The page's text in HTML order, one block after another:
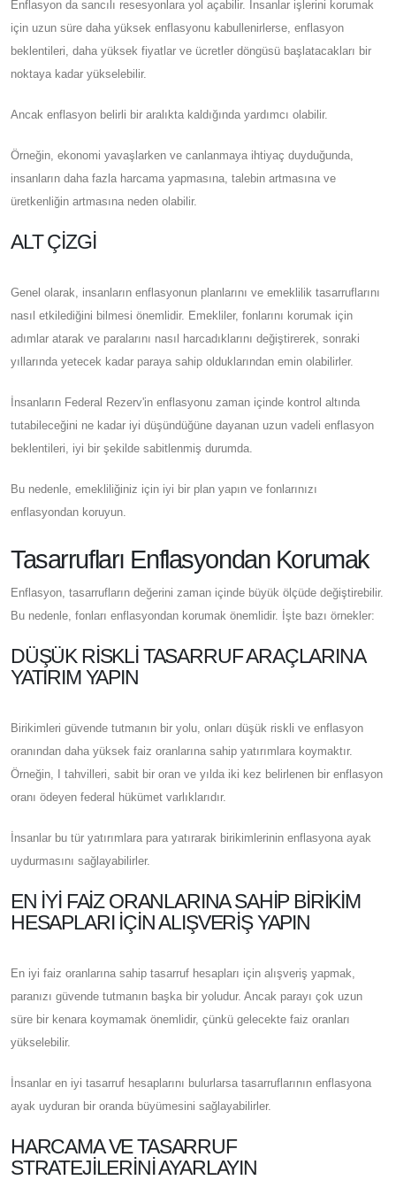
Enflasyon da sancılı resesyonlara yol açabilir. İnsanlar işlerini korumak
için uzun süre daha yüksek enflasyonu kabullenirlerse, enflasyon
beklentileri, daha yüksek fiyatlar ve ücretler döngüsü başlatacakları bir
noktaya kadar yükselebilir.
Ancak enflasyon belirli bir aralıkta kaldığında yardımcı olabilir.
Örneğin, ekonomi yavaşlarken ve canlanmaya ihtiyaç duyduğunda,
insanların daha fazla harcama yapmasına, talebin artmasına ve
üretkenliğin artmasına neden olabilir.
ALT ÇIZGI
Genel olarak, insanların enflasyonun planlarını ve emeklilik tasarruflarını
nasıl etkilediğini bilmesi önemlidir. Emekliler, fonlarını korumak için
adımlar atarak ve paralarını nasıl harcadıklarını değiştirerek, sonraki
yıllarında yetecek kadar paraya sahip olduklarından emin olabilirler.
İnsanların Federal Rezerv'in enflasyonu zaman içinde kontrol altında
tutabileceğini ne kadar iyi düşündüğüne dayanan uzun vadeli enflasyon
beklentileri, iyi bir şekilde sabitlenmiş durumda.
Bu nedenle, emekliliğiniz için iyi bir plan yapın ve fonlarınızı
enflasyondan koruyun.
Tasarrufları Enflasyondan Korumak
Enflasyon, tasarrufların değerini zaman içinde büyük ölçüde değiştirebilir.
Bu nedenle, fonları enflasyondan korumak önemlidir. İşte bazı örnekler:
DÜŞÜK RISKLI TASARRUF ARAÇLARINA
YATIRIM YAPIN
Birikimleri güvende tutmanın bir yolu, onları düşük riskli ve enflasyon
oranından daha yüksek faiz oranlarına sahip yatırımlara koymaktır.
Örneğin, I tahvilleri, sabit bir oran ve yılda iki kez belirlenen bir enflasyon
oranı ödeyen federal hükümet varlıklarıdır.
İnsanlar bu tür yatırımlara para yatırarak birikimlerinin enflasyona ayak
uydurmasını sağlayabilirler.
EN İYI FAIZ ORANLARINA SAHIP BIRIKIM
HESAPLARI İÇIN ALIŞVERIŞ YAPIN
En iyi faiz oranlarına sahip tasarruf hesapları için alışveriş yapmak,
paranızı güvende tutmanın başka bir yoludur. Ancak parayı çok uzun
süre bir kenara koymamak önemlidir, çünkü gelecekte faiz oranları
yükselebilir.
İnsanlar en iyi tasarruf hesaplarını bulurlarsa tasarruflarının enflasyona
ayak uyduran bir oranda büyümesini sağlayabilirler.
HARCAMA VE TASARRUF
STRATEJILERINI AYARLAYIN